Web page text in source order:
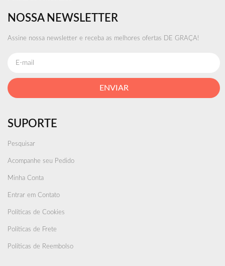
NOSSA NEWSLETTER
Assine nossa newsletter e receba as melhores ofertas DE GRAÇA!
ENVIAR
SUPORTE
Pesquisar
Acompanhe seu Pedido
Minha Conta
Entrar em Contato
Políticas de Cookies
Políticas de Frete
Políticas de Reembolso